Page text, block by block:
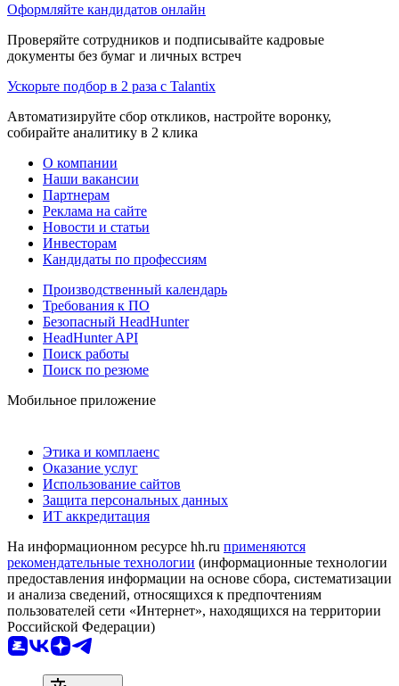
Оформляйте кандидатов онлайн
Проверяйте сотрудников и подписывайте кадровые
документы без бумаг и личных встреч
Ускорьте подбор в 2 раза с Talantix
Автоматизируйте сбор откликов, настройте воронку,
собирайте аналитику в 2 клика
О компании
Наши вакансии
Партнерам
Реклама на сайте
Новости и статьи
Инвесторам
Кандидаты по профессиям
Производственный календарь
Требования к ПО
Безопасный HeadHunter
HeadHunter API
Поиск работы
Поиск по резюме
Мобильное приложение
Этика и комплаенс
Оказание услуг
Использование сайтов
Защита персональных данных
ИТ аккредитация
На информационном ресурсе hh.ru применяются
рекомендательные технологии (информационные технологии
предоставления информации на основе сбора, систематизации
и анализа сведений, относящихся к предпочтениям
пользователей сети «Интернет», находящихся на территории
Российской Федерации)